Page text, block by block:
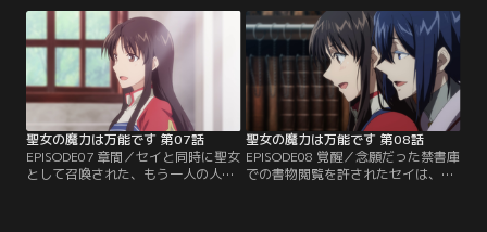
ユーリよりも多いことを物語ってい
た。確証はなかったが、魔力の特異
性からもセイが聖女であると判断し
たユーリは、その件をジークフリー
ト国王に報告。
ユーリ。とはいえ、指導は意外とス
パルタで、セイは魔法を高速発動す
る課題に苦しむ。そこで、より実戦
的な練習で感覚を掴むため、アルベ
ルトに頼み第三騎士団の訓練に参加
させてもらう。
聖女の魔力は万能です 第07話
EPISODE07 章間／セイと同時に聖女
として召喚された、もう一人の人物-
聖女の魔力は万能です 第08話
EPISODE08 覚醒／念願だった禁書庫
での書物閲覧を許されたセイは、よ